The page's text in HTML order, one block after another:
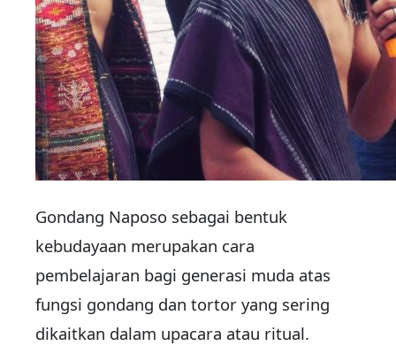
Gondang Naposo sebagai bentuk
kebudayaan merupakan cara
pembelajaran bagi generasi muda atas
fungsi gondang dan tortor yang sering
dikaitkan dalam upacara atau ritual.